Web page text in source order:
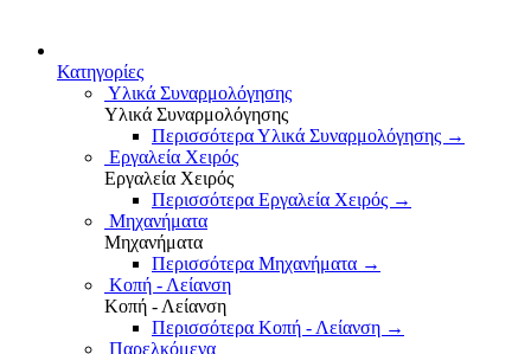
Κατηγορίες
Υλικά Συναρμολόγησης
Υλικά Συναρμολόγησης
Περισσότερα Υλικά Συναρμολόγησης →
Εργαλεία Χειρός
Εργαλεία Χειρός
Περισσότερα Εργαλεία Χειρός →
Μηχανήματα
Μηχανήματα
Περισσότερα Μηχανήματα →
Κοπή - Λείανση
Κοπή - Λείανση
Περισσότερα Κοπή - Λείανση →
Παρελκόμενα